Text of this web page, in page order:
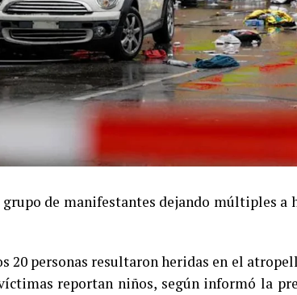
de manifestantes dejando múltiples a
20 personas resultaron heridas en el
reportan niños, según informó la